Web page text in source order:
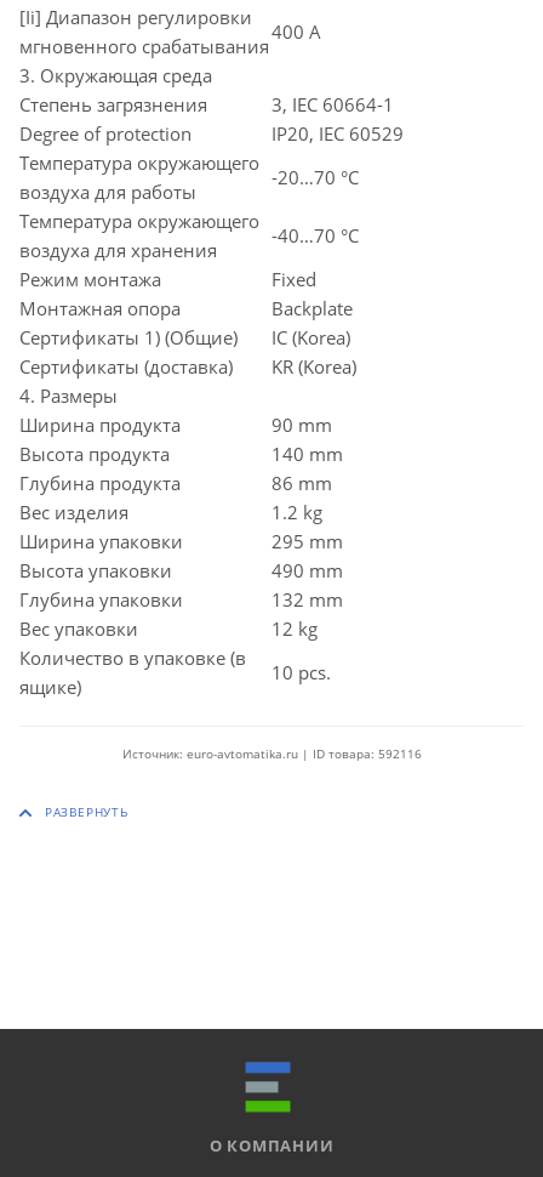
[Ii] Диапазон регулировки
мгновенного срабатывания
400 A
3. Окружающая среда
Степень загрязнения
3, IEC 60664-1
Degree of protection
IP20, IEC 60529
Температура окружающего
воздуха для работы
-20…70 °C
Температура окружающего
воздуха для хранения
-40…70 °C
Режим монтажа
Fixed
Монтажная опора
Backplate
Сертификаты 1) (Общие)
IC (Korea)
Сертификаты (доставка)
KR (Korea)
4. Размеры
Ширина продукта
90 mm
Высота продукта
140 mm
Глубина продукта
86 mm
Вес изделия
1.2 kg
Ширина упаковки
295 mm
Высота упаковки
490 mm
Глубина упаковки
132 mm
Вес упаковки
12 kg
Количество в упаковке (в
ящике)
10 pcs.
Источник: euro-avtomatika.ru | ID товара: 592116
О КОМПАНИИ